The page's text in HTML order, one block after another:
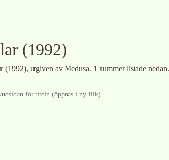
(1992)
(1992), utgiven av Medusa. 1 nummer listade nedan.
för titeln (öppnas i ny flik).